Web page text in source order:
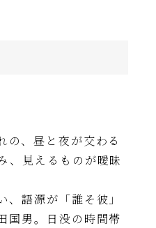
の、昼と夜が交わる
、見えるものが曖昧
、語源が「誰そ彼」
国男。日没の時間帯